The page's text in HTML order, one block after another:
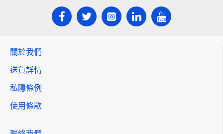
關於我們
送貨詳情
私隱條例
使用條款